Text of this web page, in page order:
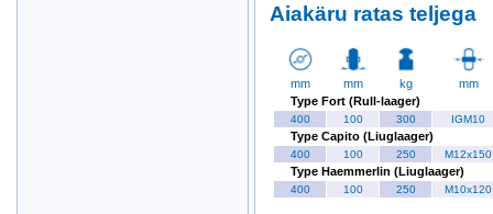
Aiakäru ratas teljega
mm mm kg
mm
Type Fort (Rull-laager)
400 100 300 IGM10
Type Capito (Liuglaager)
400 100 250 M12x150
Type Haemmerlin (Liuglaager)
400 100 250 M10x120